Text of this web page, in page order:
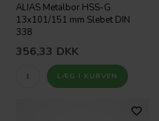
ALIAS Metalbor HSS-G
13x101/151 mm Slebet DIN
338
356,33 DKK